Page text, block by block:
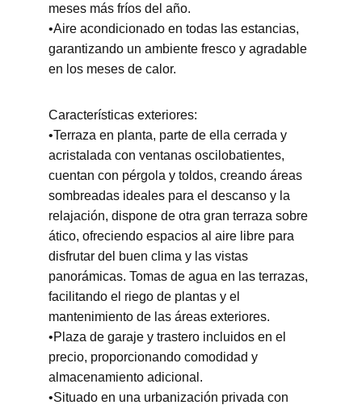
meses más fríos del año.
•Aire acondicionado en todas las estancias,
garantizando un ambiente fresco y agradable
en los meses de calor.
Características exteriores:
•Terraza en planta, parte de ella cerrada y
acristalada con ventanas oscilobatientes,
cuentan con pérgola y toldos, creando áreas
sombreadas ideales para el descanso y la
relajación, dispone de otra gran terraza sobre
ático, ofreciendo espacios al aire libre para
disfrutar del buen clima y las vistas
panorámicas. Tomas de agua en las terrazas,
facilitando el riego de plantas y el
mantenimiento de las áreas exteriores.
•Plaza de garaje y trastero incluidos en el
precio, proporcionando comodidad y
almacenamiento adicional.
•Situado en una urbanización privada con